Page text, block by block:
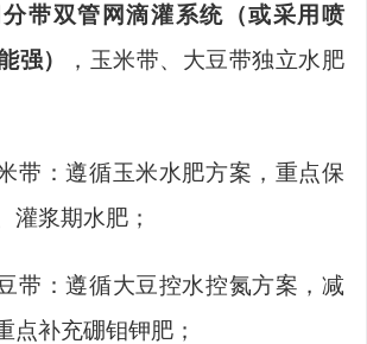
分带双管网滴灌系统（或采用喷
强）
，玉米带、大豆带独立水肥
带 ：遵循玉米水肥方案，重点保
灌浆期水肥；
带 ：遵循大豆控水控氮方案，减
点补充硼钼钾肥；